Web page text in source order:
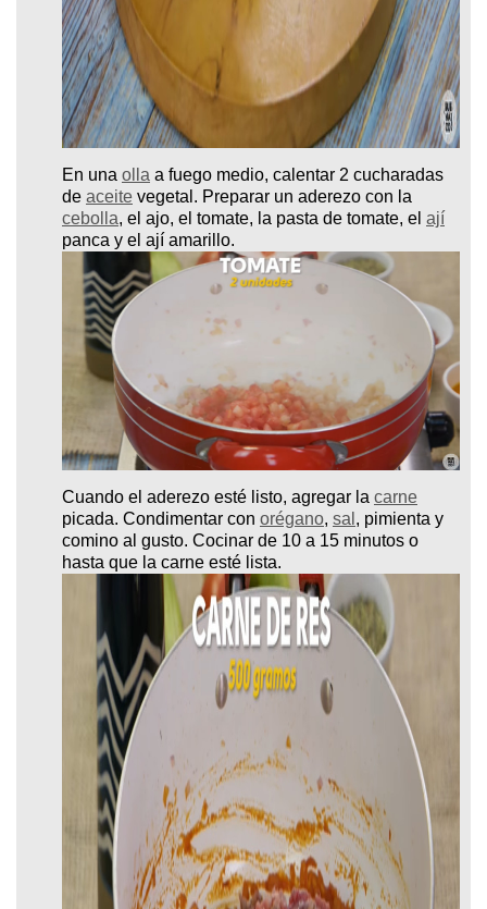
En una olla a fuego medio, calentar 2 cucharadas
de aceite vegetal. Preparar un aderezo con la
cebolla, el ajo, el tomate, la pasta de tomate, el ají
panca y el ají amarillo.
Cuando el aderezo esté listo, agregar la carne
picada. Condimentar con orégano, sal , pimienta y
comino al gusto. Cocinar de 10 a 15 minutos o
hasta que la carne esté lista.